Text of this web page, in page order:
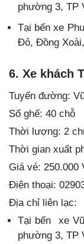
phường 3, TP
Tại bến xe
Đỏ, Đồng
6. Xe khách
Tuyến đường:
Số ghế: 40 chỗ
Thời lượng: 2
Thời gian xuất
Giá vé: 250.000
Điện thoại:
Địa chỉ liên lạc:
Tại bến xe
phường 3, TP